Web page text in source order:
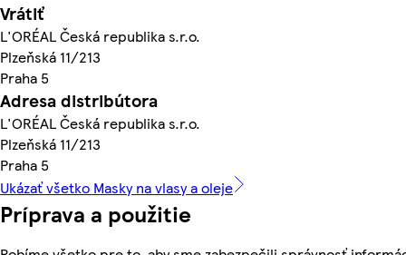
Vrátiť
L'ORÉAL Česká republika s.r.o.
Plzeňská 11/213
Praha 5
Adresa distribútora
L'ORÉAL Česká republika s.r.o.
Plzeňská 11/213
Praha 5
Ukázať všetko Masky na vlasy a oleje
Príprava a použitie